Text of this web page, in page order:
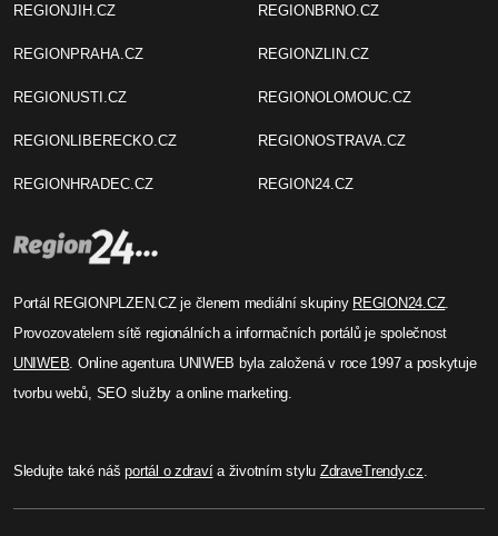
REGIONJIH.CZ
REGIONPRAHA.CZ
REGIONUSTI.CZ
REGIONLIBERECKO.CZ
REGIONHRADEC.CZ
REGIONBRNO.CZ
REGIONZLIN.CZ
REGIONOLOMOUC.CZ
REGIONOSTRAVA.CZ
REGION24.CZ
Portál REGIONPLZEN.CZ je členem mediální skupiny REGION24.CZ.
Provozovatelem sítě regionálních a informačních portálů je společnost
UNIWEB . Online agentura UNIWEB byla založená v roce 1997 a poskytuje
tvorbu webů, SEO služby a online marketing.
Sledujte také nášportál o zdravía životním stylu ZdraveTrendy.cz